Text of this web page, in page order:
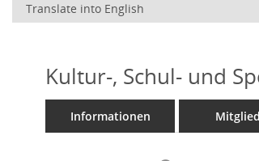
Translate into English
Kultur-, Schul- und
Informationen